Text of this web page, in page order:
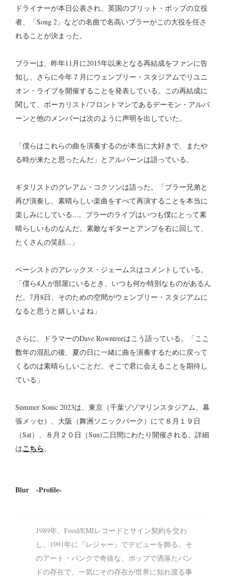
ドライナーが本日公表され、英国のブリット・ポップの立役
者、「Song 2」などの名曲で名高いブラーがこの大役を任さ
れることが決まった。
ブラーは、昨年11月に2015年以来となる再結成をファンに告
知し、さらに今年７月にウェンブリー・スタジアムでリユニ
オン・ライブを開催することを発表している。この再結成に
関して、ボーカリスト/フロントマンであるデーモン・アルバ
ーンと他のメンバーは次のように声明を出していた。
「僕らはこれらの曲を演奏するのが本当に大好きで、またや
る時が来たと思ったんだ」とアルバーンは語っている。
ギタリストのグレアム・コクソンは語った。「ブラー兄弟と
再び演奏し、素晴らしい楽曲をすべて再演することを本当に
楽しみにしている...。ブラーのライブはいつも僕にとって素
晴らしいものなんだ。素敵なギターとアンプを右に回して、
たくさんの笑顔...」
ベーシストのアレックス・ジェームスはコメントしている。
「僕ら4人が部屋にいるとき、いつも何か特別なものがあるん
だ。7月8日、そのための空間がウェンブリー・スタジアムに
なると思うと嬉しいよね」
さらに、ドラマーのDave Rowntreeはこう語っている。「ここ
数年の混乱の後、夏の日に一緒に曲を演奏するために戻って
くるのは素晴らしいことだ。そこで君に会えることを期待し
ている」
Summer Sonic 2023は、東京（千葉ゾゾマリンスタジアム、幕
張メッセ）、大阪（舞洲ソニックパーク）にて８月１９日
（Sat）、８月２０日（Sun)二日間にわたり開催される。詳細
はこちら。
Blur -Profile-
1989年、Food/EMIレコードとサイン契約を交わ
し、1991年に『レジャー』でデビューを飾る。そ
のアート・パンクで奇抜な、ポップで洒落たバン
ドの存在で、一気にその存在が世界に知れ渡る事